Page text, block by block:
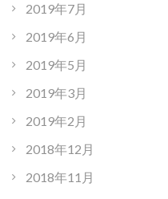
2019年7月
2019年6月
2019年5月
2019年3月
2019年2月
2018年12月
2018年11月